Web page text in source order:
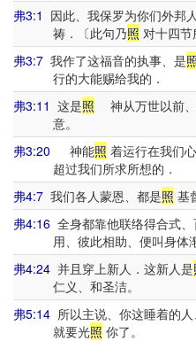
弗3:1 因此、我保罗为你们外邦
祷．〔此句乃照 对十四节
弗3:7 我作了这福音的执事、是
行的大能赐给我的．
弗3:11 这是照 神从万世以前
意。
弗3:20 神能照 着运行在我们
超过我们所求所想的．
弗4:7 我们各人蒙恩、都是照 基
弗4:16 全身都靠他联络得合式、
用、彼此相助、便叫身体
弗4:24 并且穿上新人．这新人是
仁义、和圣洁。
弗5:14 所以主说、你这睡着的
就要光照 你了。